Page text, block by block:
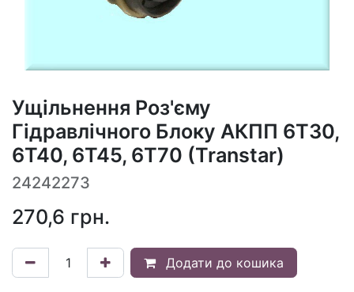
Ущільнення Роз'єму
Гідравлічного Блоку АКПП 6T30,
6T40, 6T45, 6T70 (Transtar)
24242273
270,6 грн.
Додати до кошика